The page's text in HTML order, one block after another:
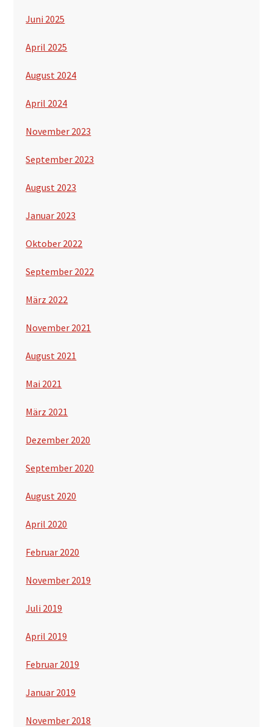
Juni 2025
April 2025
August 2024
April 2024
November 2023
September 2023
August 2023
Januar 2023
Oktober 2022
September 2022
März 2022
November 2021
August 2021
Mai 2021
März 2021
Dezember 2020
September 2020
August 2020
April 2020
Februar 2020
November 2019
Juli 2019
April 2019
Februar 2019
Januar 2019
November 2018